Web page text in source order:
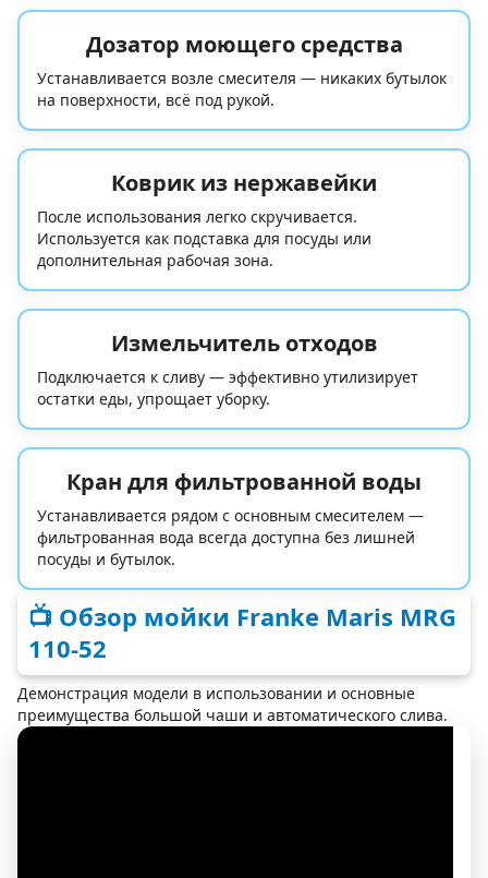
Дозатор моющего средства
Устанавливается возле смесителя — никаких бутылок
на поверхности, всё под рукой.
Коврик из нержавейки
После использования легко скручивается.
Используется как подставка для посуды или
дополнительная рабочая зона.
Измельчитель отходов
Подключается к сливу — эффективно утилизирует
остатки еды, упрощает уборку.
Кран для фильтрованной воды
Устанавливается рядом с основным смесителем —
фильтрованная вода всегда доступна без лишней
посуды и бутылок.
📺 Обзор мойки Franke Maris MRG
110-52
Демонстрация модели в использовании и основные
преимущества большой чаши и автоматического слива.